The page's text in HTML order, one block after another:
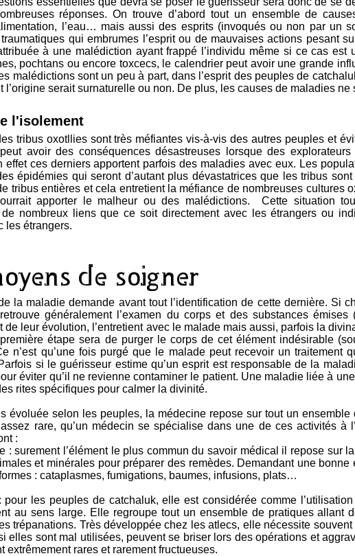
réponses. On trouve d’abord tout un ensemble de
l’eau… mais aussi des esprits (invoqués ou non par un
traumatiques qui embrumes l’esprit ou de mauvaises actions pesant
à une malédiction ayant frappé l’individu même si ce cas
pochtans ou encore toxcecs, le calendrier peut avoir une grande
malédictions sont un peu à part, dans l’esprit des peuples de
l’origine serait surnaturelle ou non. De plus, les causes de maladies ne
l'isolement
tribus oxotllies sont très méfiantes vis-à-vis des autres peuples et
avoir des conséquences désastreuses lorsque des
effet ces derniers apportent parfois des maladies avec eux. Les
épidémies qui seront d’autant plus dévastatrices que les tribus
tribus entières et cela entretient la méfiance de nombreuses cultures
apporter le malheur ou des malédictions. Cette situation
de nombreux liens que ce soit directement avec les étrangers ou
les étrangers.
de soigner
la maladie demande avant tout l’identification de cette dernière. Si
généralement l’examen du corps et des substances
de leur évolution, l’entretient avec le malade mais aussi, parfois la
étape sera de purger le corps de cet élément indésirable
n’est qu’une fois purgé que le malade peut recevoir un
si le guérisseur estime qu’un esprit est responsable de la
éviter qu’il ne revienne contaminer le patient. Une maladie liée à
rites spécifiques pour calmer la divinité.
évoluée selon les peuples, la médecine repose sur tout un
assez rare, qu’un médecin se spécialise dans une de ces activités
:
: surement l’élément le plus commun du savoir médical il repose sur
et minérales pour préparer des remèdes. Demandant une
: cataplasmes, fumigations, baumes, infusions, plats…
pour les peuples de catchaluk, elle est considérée comme
au sens large. Elle regroupe tout un ensemble de pratiques allant
trépanations. Très développée chez les atlecs, elle nécessite
elles sont mal utilisées, peuvent se briser lors des opérations et
extrêmement rares et rarement fructueuses.